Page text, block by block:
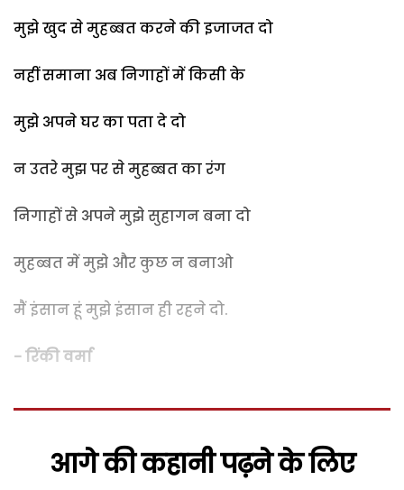
मुझे खुद से मुहब्बत करने की इजाजत दो
नहीं समाना अब निगाहों में किसी के
मुझे अपने घर का पता दे दो
न उतरे मुझ पर से मुहब्बत का रंग
निगाहों से अपने मुझे सुहागन बना दो
मुहब्बत में मुझे और कुछ न बनाओ
मैं इंसान हूं मुझे इंसान ही रहने दो.
- रिंकी वर्मा
आगे की कहानी पढ़ने के लिए